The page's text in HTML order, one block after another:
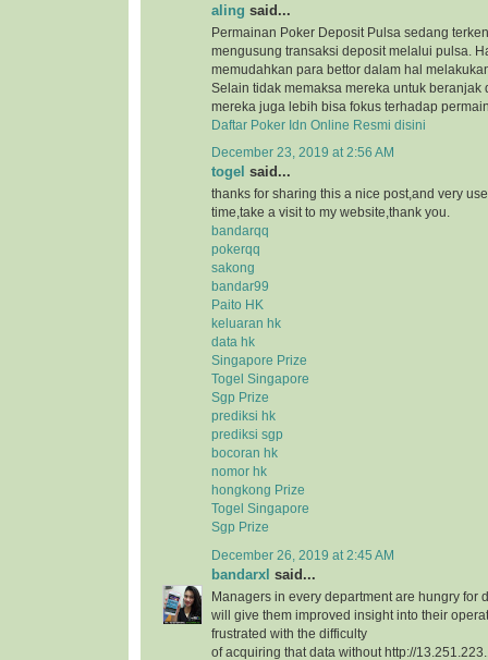
aling said...
Permainan Poker Deposit Pulsa sedang
mengusung transaksi deposit melalui pulsa.
memudahkan para bettor dalam hal
Selain tidak memaksa mereka untuk beranjak
mereka juga lebih bisa fokus terhadap
Daftar Poker Idn Online Resmi disini
December 23, 2019 at 2:56 AM
togel said...
thanks for sharing this a nice post,and very
time,take a visit to my website,thank you.
bandarqq
pokerqq
sakong
bandar99
Paito HK
keluaran hk
data hk
Singapore Prize
Togel Singapore
Sgp Prize
prediksi hk
prediksi sgp
bocoran hk
nomor hk
hongkong Prize
Togel Singapore
Sgp Prize
December 26, 2019 at 2:45 AM
bandarxl said...
Managers in every department are hungry for
will give them improved insight into their
frustrated with the difficulty
of acquiring that data without http://